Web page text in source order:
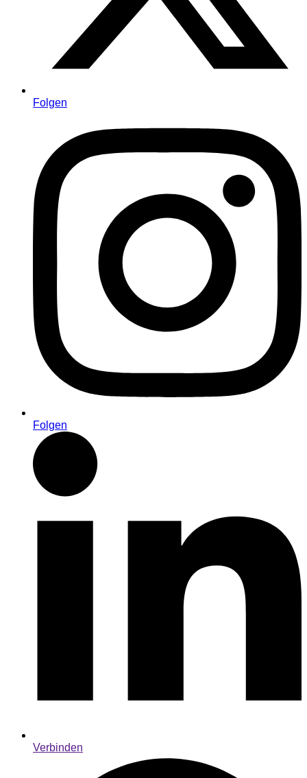
Folgen
Folgen
Verbinden